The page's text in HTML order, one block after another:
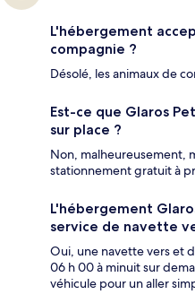
L'hébergement
compagnie ?
Désolé, les animaux de
Est-ce que Glaros
sur place ?
Non, malheureusement,
stationnement gratuit à
L'hébergement
service de navette
Oui, une navette vers et
06 h 00 à minuit sur
véhicule pour un aller